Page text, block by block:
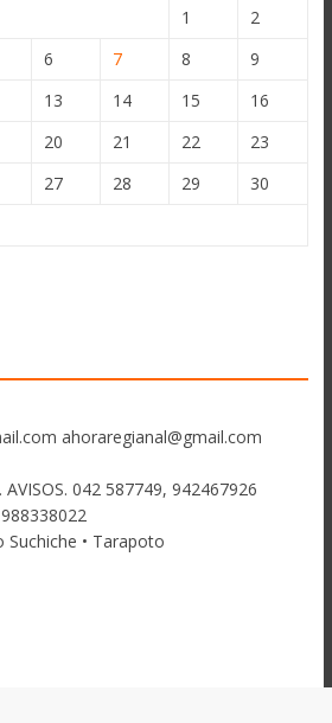
1
2
6 7 8
9
13 14 15
16
20 21 22
23
27 28 29
30
ahoraregianal@gmail.com
AVISOS. 042 587749, 942467926
Suchiche • Tarapoto